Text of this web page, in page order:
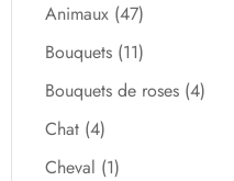
Animaux (47)
Bouquets (11)
Bouquets de roses (4)
Chat (4)
Cheval (1)